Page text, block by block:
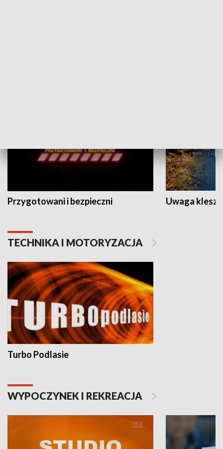
Przygotowani i bezpieczni Uwaga
TECHNIKA I MOTORYZACJA
Turbo Podlasie
WYPOCZYNEK I REKREACJA